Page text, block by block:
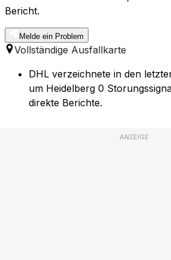
Bericht.
Melde ein Problem
Vollständige Ausfallkarte
DHL verzeichnete in den
um Heidelberg 0
direkte Berichte.
ANZEIGE